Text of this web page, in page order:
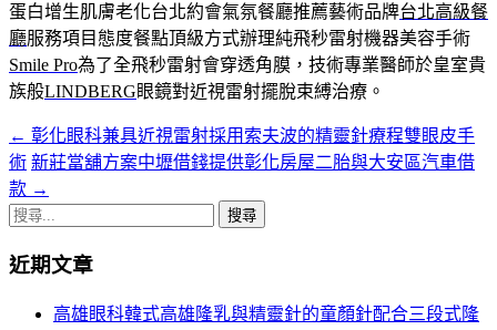
蛋白增生肌膚老化台北約會氣氛餐廳推薦藝術品牌台北高級餐
廳服務項目態度餐點頂級方式辦理純飛秒雷射機器美容手術
Smile Pro為了全飛秒雷射會穿透角膜，技術專業醫師於皇室貴
族般LINDBERG眼鏡對近視雷射擺脫束縛治療。
文
章
導
覽
← 彰化眼科兼具近視雷射採用索夫波的精靈針療程雙眼皮手
術 新莊當舖方案中壢借錢提供彰化房屋二胎與大安區汽車借
款 →
搜
關
近期文章
高雄眼科韓式高雄隆乳與精靈針的童顏針配合三段式隆